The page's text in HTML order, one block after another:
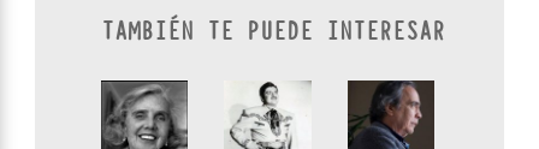
TAMBIÉN TE PUEDE INTERESAR